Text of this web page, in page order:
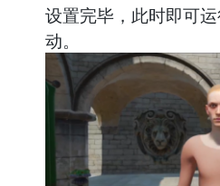
设置完毕，此时即可
动。